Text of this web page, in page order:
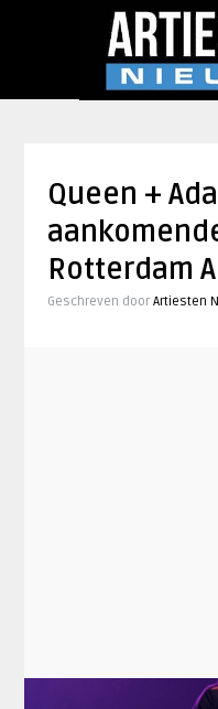
Queen +
Rotterdam
Geschreven door Artiesten